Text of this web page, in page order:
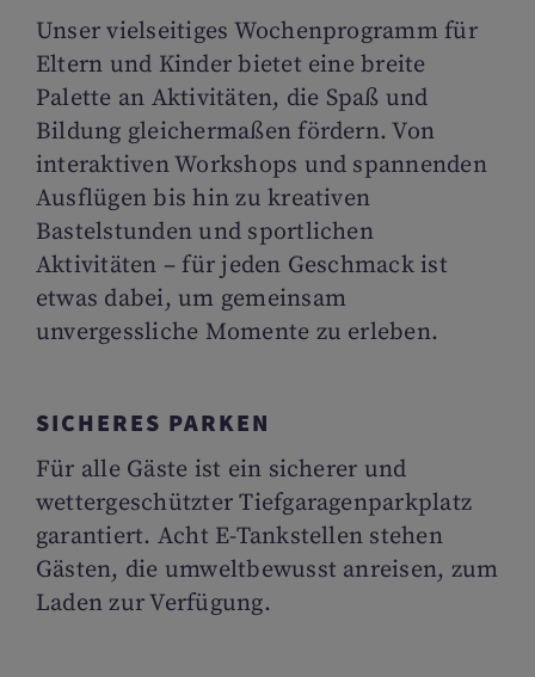
Unser vielseitiges Wochenprogramm für
Eltern und Kinder bietet eine breite
Palette an Aktivitäten, die Spaß und
Bildung gleichermaßen fördern. Von
interaktiven Workshops und spannenden
Ausflügen bis hin zu kreativen
Bastelstunden und sportlichen
Aktivitäten – für jeden Geschmack ist
etwas dabei, um gemeinsam
unvergessliche Momente zu erleben.
SICHERES PARKEN
Für alle Gäste ist ein sicherer und
wettergeschützter Tiefgaragenparkplatz
garantiert. Acht E-Tankstellen stehen
Gästen, die umweltbewusst anreisen, zum
Laden zur Verfügung.